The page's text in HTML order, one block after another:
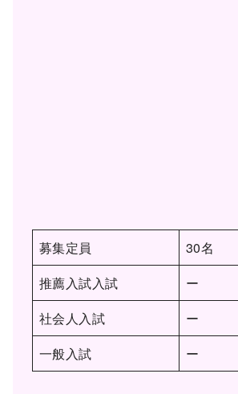
募集定員
30名
推薦入試入試
ー
社会人入試
ー
一般入試
ー